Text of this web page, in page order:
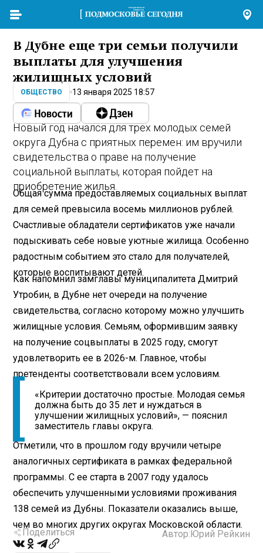
В Дубне еще три семьи получили
выплаты для улучшения
жилищных условий
ОБЩЕСТВО 13 января 2025 18:57
Новый год начался для трех молодых семей
округа Дубна с приятных перемен: им вручили
свидетельства о праве на получение
социальной выплаты, которая пойдет на
приобретение жилья.
Общая сумма предоставляемых социальных выплат
для семей превысила восемь миллионов рублей.
Счастливые обладатели сертификатов уже начали
подыскивать себе новые уютные жилища. Особенно
радостным событием это стало для получателей,
которые воспитывают детей.
Как напомнил замглавы муниципалитета Дмитрий
Утробин, в Дубне нет очереди на получение
свидетельства, согласно которому можно улучшить
жилищные условия. Семьям, оформившим заявку
на получение соцвыплаты в 2025 году, смогут
удовлетворить ее в 2026-м. Главное, чтобы
претенденты соответствовали всем условиям.
«Критерии достаточно простые. Молодая семья
должна быть до 35 лет и нуждаться в
улучшении жилищных условий», — пояснил
заместитель главы округа.
Отметили, что в прошлом году вручили четыре
аналогичных сертификата в рамках федеральной
программы. С ее старта в 2007 году удалось
обеспечить улучшенными условиями проживания
138 семей из Дубны. Показатели оказались выше,
чем во многих других округах Московской области.
Поделиться Автор: Юрий Рейкин